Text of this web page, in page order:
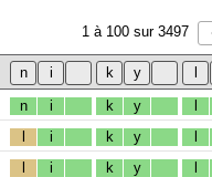
1 à 100 sur 3497
n i k y l
l i k y l
l i k y l